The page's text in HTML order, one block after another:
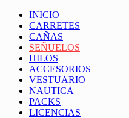
INICIO
CARRETES
CAÑAS
SEÑUELOS
HILOS
ACCESORIOS
VESTUARIO
NAUTICA
PACKS
LICENCIAS